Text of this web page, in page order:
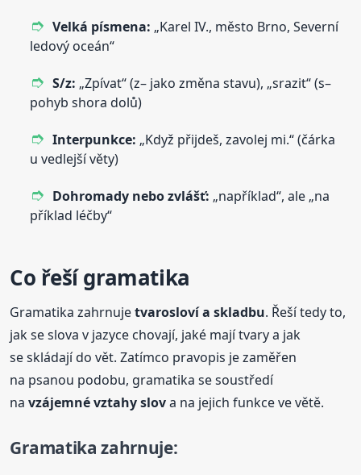
Velká písmena: „Karel IV., město Brno, Severní
ledový oceán“
S/z: „Zpívat“ (z– jako změna stavu), „srazit“ (s–
pohyb shora dolů)
Interpunkce: „Když přijdeš, zavolej mi.“ (čárka
u vedlejší věty)
Dohromady nebo zvlášť: „například“, ale „na
příklad léčby“
Co řeší gramatika
Gramatika zahrnujetvarosloví a skladbu. Řeší tedy to,
jak se slova v jazyce chovají, jaké mají tvary a jak
se skládají do vět. Zatímco pravopis je zaměřen
na psanou podobu, gramatika se soustředí
navzájemné vztahy slova na jejich funkce ve větě.
Gramatika zahrnuje: